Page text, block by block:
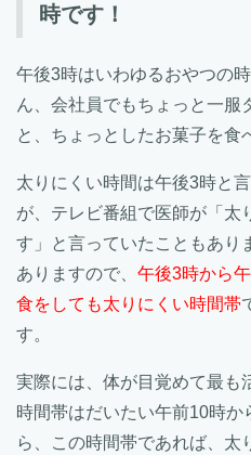
時です！
午後3時はいわゆるおやつの
ん、会社員でもちょっと一服
と、ちょっとしたお菓子を食
太りにくい時間は午後3時と
が、テレビ番組で医師が「太
す」と言っていたこともあり
ありますので、 午後3時から
食をしても太りにくい時間帯
す。
実際には、体が目覚めて最も
時間帯はだいたい午前10時
ら、この時間帯であれば、太